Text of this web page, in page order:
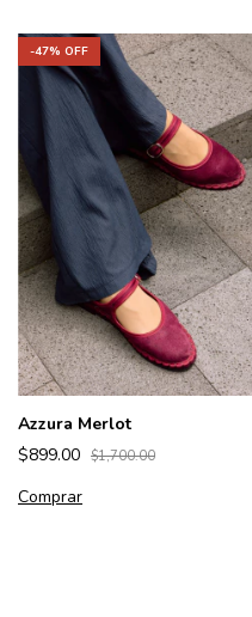
-47% OFF
Azzura Merlot
$899.00 $1,700.00
Comprar